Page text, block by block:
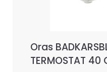
Oras
TERMOSTAT 40